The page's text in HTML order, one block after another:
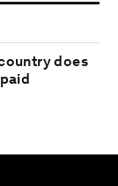
does